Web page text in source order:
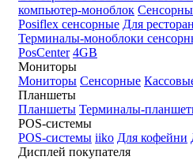
компьютер-моноблок
Posiflex сенсорные Для
Терминалы-моноблоки
PosCenter 4GB
Мониторы
Мониторы Сенсорные
Планшеты
Планшеты Терминалы-
POS-системы
POS-системы iiko Для кофейни
Дисплей покупателя